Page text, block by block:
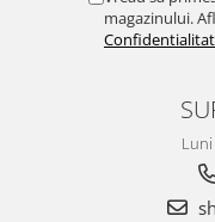
magazinului.
Luni